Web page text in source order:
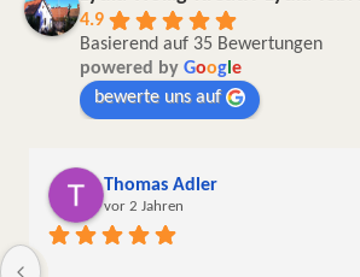
4.9
Basierend auf 35 Bewertungen
powered by Goog e
bewerte uns auf
Thomas Adler
vor 2 Jahren